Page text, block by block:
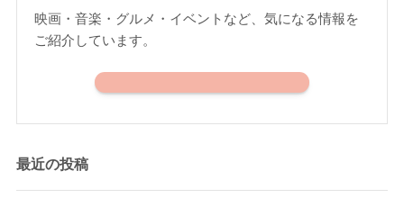
映画・音楽・グルメ・イベントなど、気になる情報を
ご紹介しています。
最近の投稿